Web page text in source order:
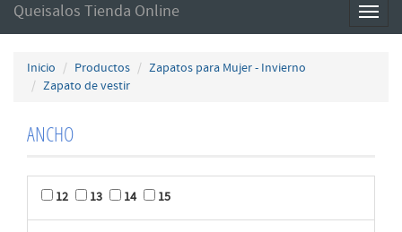
Queisalos Tienda Online
Inicio Productos
Zapatos para Mujer - Invierno
Zapato de vestir
ANCHO
12 13 14 15